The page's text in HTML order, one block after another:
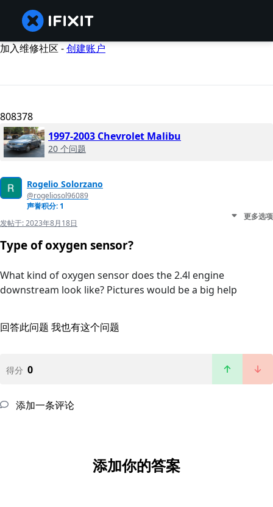
加入维修社区 -创建账户
808378
1997-2003 Chevrolet Malibu
20 个问题
Rogelio Solorzano
@rogeliosol96089
声誉积分: 1
发帖于:2023年8月18日
更多选项
Type of oxygen sensor?
What kind of oxygen sensor does the 2.4l engine
downstream look like? Pictures would be a big help
回答此问题 我也有这个问题
得分 0
添加一条评论
添加你的答案